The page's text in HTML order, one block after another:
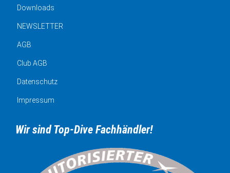
Downloads
NEWSLETTER
AGB
Club AGB
Datenschutz
Impressum
Wir sind Top-Dive Fachhändler!